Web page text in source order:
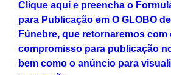
Clique aqui e preencha o
para Publicação em O GLOBO
Fúnebre, que retornaremos
compromisso para publicação
bem como o anúncio para